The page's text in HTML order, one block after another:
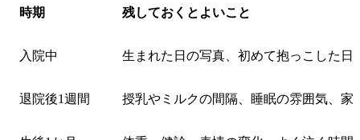
時期 残しておくとよいこと
入院中 生まれた日の写真、初めて抱っこした日
退院後1週間 授乳やミルクの間隔、睡眠の雰囲気、家